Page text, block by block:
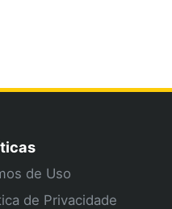
de Uso
de Privacidade